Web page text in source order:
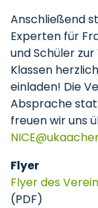
Anschließend
Experten für
und Schüler
Klassen
einladen! Die
Absprache
freuen wir uns
NICE
Flyer
Flyer des
(PDF)